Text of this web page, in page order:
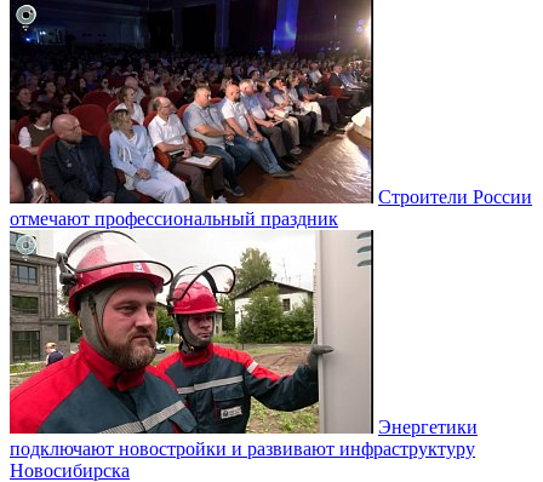
Строители России
отмечают профессиональный праздник
Энергетики
подключают новостройки и развивают инфраструктуру
Новосибирска